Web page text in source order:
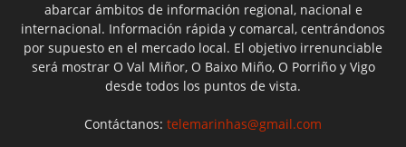
abarcar ámbitos de información regional, nacional e
internacional. Información rápida y comarcal, centrándonos
por supuesto en el mercado local. El objetivo irrenunciable
será mostrar O Val Miñor, O Baixo Miño, O Porriño y Vigo
desde todos los puntos de vista.
Contáctanos: telemarinhas@gmail.com